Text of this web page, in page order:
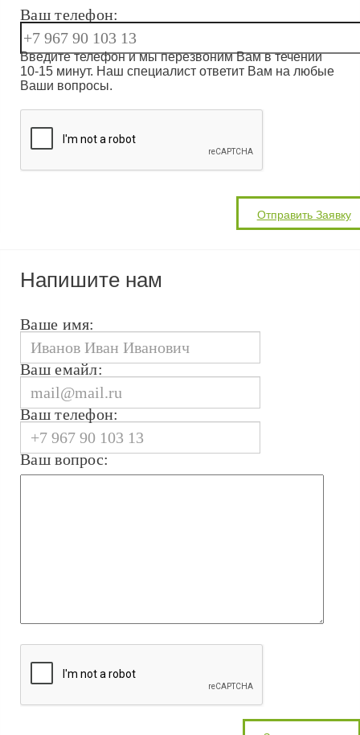
Ваш телефон:
Введите телефон и мы перезвоним Вам в течении
10-15 минут. Наш специалист ответит Вам на любые
Ваши вопросы.
Напишите нам
Ваше имя:
Ваш емайл:
Ваш телефон:
Ваш вопрос: